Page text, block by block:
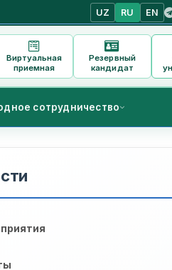
UZ RU EN
Виртуальная
приемная
Резервный
кандидат
сотрудничество